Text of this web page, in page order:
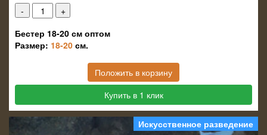
Бестер 18-20 см оптом
Размер: 18-20 см.
Положить в корзину
Купить в 1 клик
Искусственное разведение